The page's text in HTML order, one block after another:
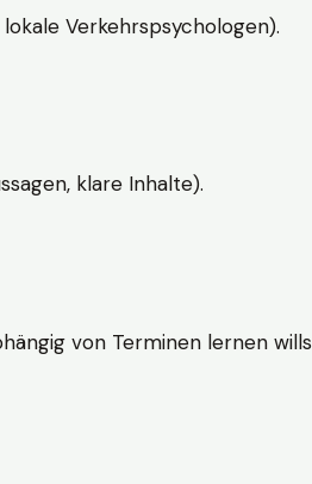
Verkehrspsychologen).
klare Inhalte).
von Terminen lernen